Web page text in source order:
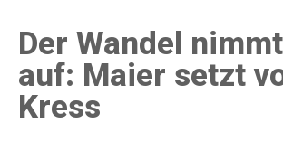
Der Wandel
auf: Maier setzt
Kress